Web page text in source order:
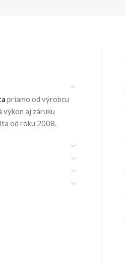
priamo od výrobcu
výkon aj záruku
od roku 2008.